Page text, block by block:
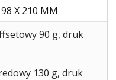
X 210 MM
90 g, druk
130 g, druk